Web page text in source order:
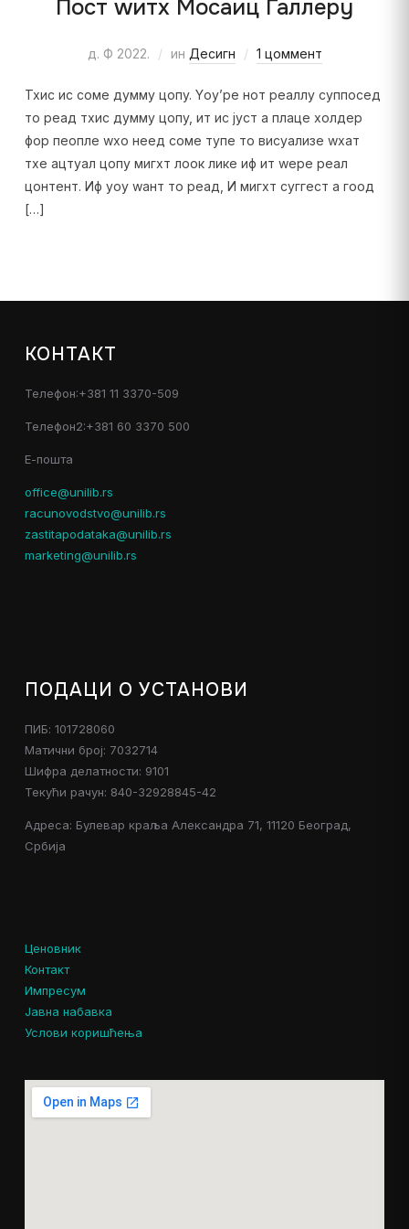
Пост wитх Мосаиц Галлерy
д. Ф 2022. ин Десигн 1 цоммент
Тхис ис соме думмy цопy. Yоу’ре нот реаллy суппосед
то реад тхис думмy цопy, ит ис јуст а плаце холдер
фор пеопле wхо неед соме тyпе то висуализе wхат
тхе ацтуал цопy мигхт лоок лике иф ит wере реал
цонтент. Иф yоу wант то реад, И мигхт суггест а гоод
[…]
КОНТАКТ
Телефон:+381 11 3370-509
Телефон2:+381 60 3370 500
Е-пошта
office@unilib.rs
racunovodstvo@unilib.rs
zastitapodataka@unilib.rs
marketing@unilib.rs
ПОДАЦИ О УСТАНОВИ
ПИБ: 101728060
Матични број: 7032714
Шифра делатности: 9101
Текући рачун: 840-32928845-42
Адреса: Булевар краља Александра 71, 11120 Београд,
Србија
Ценовник
Контакт
Импресум
Јавна набавка
Услови коришћења